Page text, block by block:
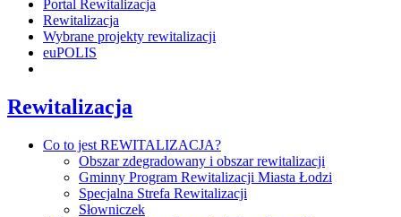
Portal Rewitalizacja
Rewitalizacja
Wybrane projekty rewitalizacji
euPOLIS
Rewitalizacja
Co to jest REWITALIZACJA?
Obszar zdegradowany i obszar rewitalizacji
Gminny Program Rewitalizacji Miasta Łodzi
Specjalna Strefa Rewitalizacji
Słowniczek